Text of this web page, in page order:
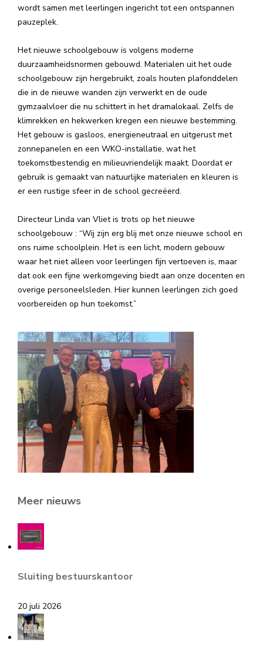
wordt samen met leerlingen ingericht tot een ontspannen
pauzeplek.
Het nieuwe schoolgebouw is volgens moderne
duurzaamheidsnormen gebouwd. Materialen uit het oude
schoolgebouw zijn hergebruikt, zoals houten plafonddelen
die in de nieuwe wanden zijn verwerkt en de oude
gymzaalvloer die nu schittert in het dramalokaal. Zelfs de
klimrekken en hekwerken kregen een nieuwe bestemming.
Het gebouw is gasloos, energieneutraal en uitgerust met
zonnepanelen en een WKO-installatie, wat het
toekomstbestendig en milieuvriendelijk maakt. Doordat er
gebruik is gemaakt van natuurlijke materialen en kleuren is
er een rustige sfeer in de school gecreëerd.
Directeur Linda van Vliet is trots op het nieuwe
schoolgebouw : “Wij zijn erg blij met onze nieuwe school en
ons ruime schoolplein. Het is een licht, modern gebouw
waar het niet alleen voor leerlingen fijn vertoeven is, maar
dat ook een fijne werkomgeving biedt aan onze docenten en
overige personeelsleden. Hier kunnen leerlingen zich goed
voorbereiden op hun toekomst.”
Meer nieuws
Sluiting bestuurskantoor
20 juli 2026